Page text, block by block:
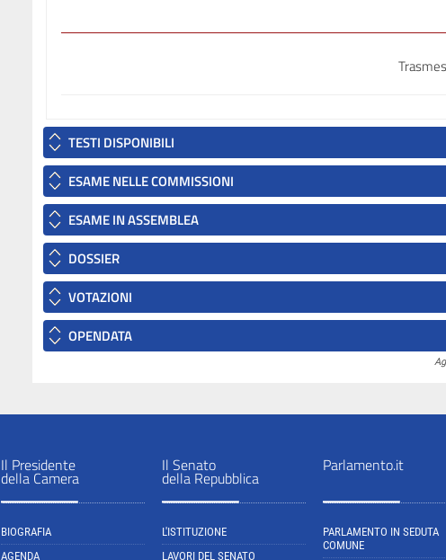
TESTI DISPONIBILI
ESAME NELLE COMMISSIONI
ESAME IN ASSEMBLEA
DOSSIER
VOTAZIONI
OPENDATA
Il Presidente
della Camera
BIOGRAFIA
AGENDA
Il Senato
della Repubblica
L'ISTITUZIONE
LAVORI DEL SENATO
Parlamento.it
PARLAMENTO IN SEDUTA
COMUNE